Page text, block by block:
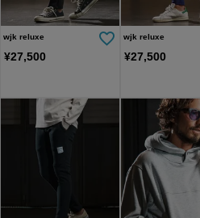
wjk reluxe
¥27,500
wjk reluxe
¥27,500